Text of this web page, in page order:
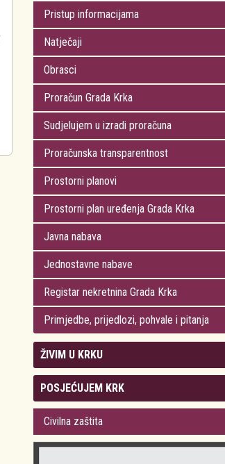
Pristup informacijama
Natječaji
Obrasci
Proračun Grada Krka
Sudjelujem u izradi proračuna
Proračunska transparentnost
Prostorni planovi
Prostorni plan uređenja Grada Krka
Javna nabava
Jednostavne nabave
Registar nekretnina Grada Krka
Primjedbe, prijedlozi, pohvale i pitanja
ŽIVIM U KRKU
Kolegij gradonačelnika
Gradsko vijeće
Odluke Grada Krka (Službene novine PGŽ)
POSJEĆUJEM KRK
Plan Grada Krka
Krk 360° VR panorama
Civilna zaštita